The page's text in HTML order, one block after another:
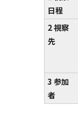
日程
2 視察
先
3 参加
者